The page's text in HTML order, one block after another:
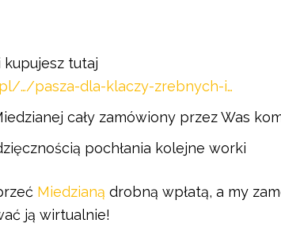
kupujesz tutaj
…/pasza-dla-klaczy-zrebnych-i…
cały zamówiony przez Was
pochłania kolejne worki
Miedzianą drobną wpłatą, a my
ją wirtualnie!